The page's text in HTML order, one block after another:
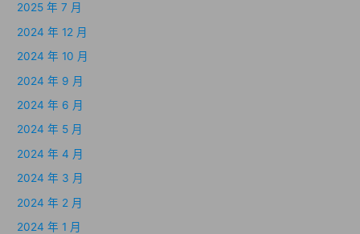
2025 年 7 月
2024 年 12 月
2024 年 10 月
2024 年 9 月
2024 年 6 月
2024 年 5 月
2024 年 4 月
2024 年 3 月
2024 年 2 月
2024 年 1 月